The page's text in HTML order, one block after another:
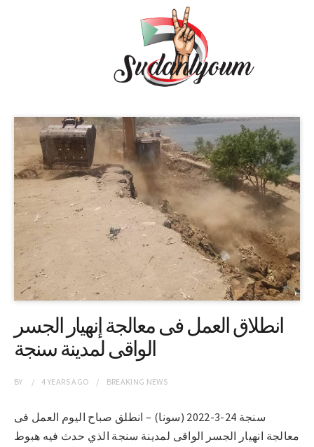
انطلاق العمل فى معالجة إنهيار الجسر
الواقى لمدينة سنجة
BY 4 YEARSAGO BREAKING NEWS
سنجة 24-3-2022 (سونا) – انطلق صباح اليوم العمل فى
معالجة انهيار الجسر الواقى لمدينة سنجة الذي حدث فيه هبوط